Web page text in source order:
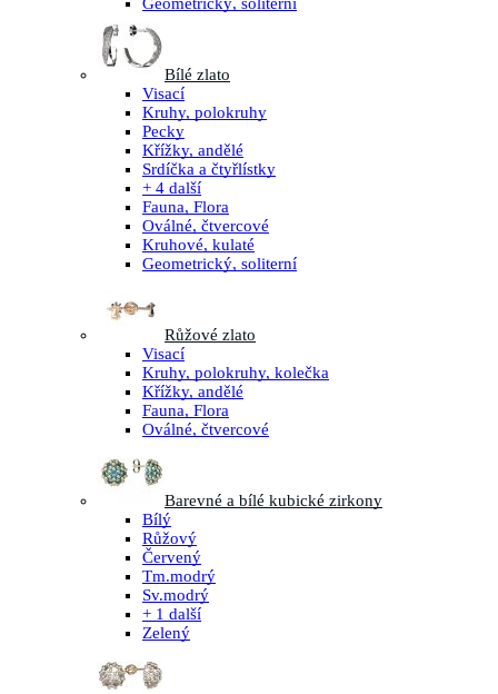
Bílé zlato
Visací
Kruhy, polokruhy
Pecky
Křížky, andělé
Srdíčka a čtyřlístky
+ 4 další
Fauna, Flora
Oválné, čtvercové
Kruhové, kulaté
Geometrický, soliterní
Růžové zlato
Visací
Kruhy, polokruhy, kolečka
Křížky, andělé
Fauna, Flora
Oválné, čtvercové
Barevné a bílé kubické zirkony
Bílý
Růžový
Červený
Tm.modrý
Sv.modrý
+ 1 další
Zelený